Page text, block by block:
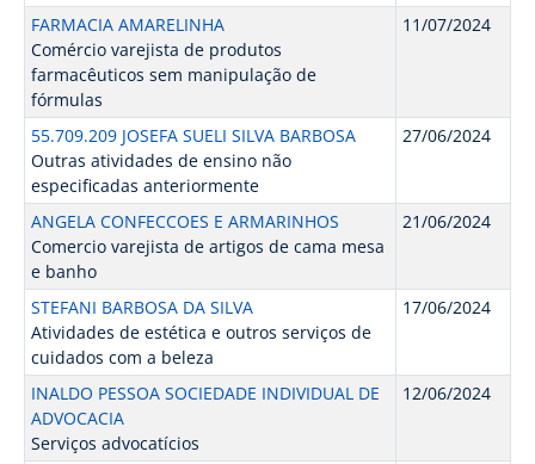
FARMACIA AMARELINHA
Comércio varejista de produtos
farmacêuticos sem manipulação de
fórmulas
11/07/2024
55.709.209 JOSEFA SUELI SILVA BARBOSA
Outras atividades de ensino não
especificadas anteriormente
27/06/2024
ANGELA CONFECCOES E ARMARINHOS
Comercio varejista de artigos de cama mesa
e banho
21/06/2024
STEFANI BARBOSA DA SILVA
Atividades de estética e outros serviços de
cuidados com a beleza
17/06/2024
INALDO PESSOA SOCIEDADE INDIVIDUAL DE
ADVOCACIA
Serviços advocatícios
12/06/2024